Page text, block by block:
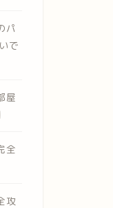
パ
で
屋
全
攻